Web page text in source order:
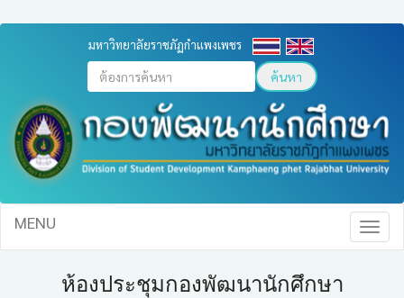
มหาวิทยาลัยราชภัฏกำแพงเพชร
ค้นหา
MENU
ห้องประชุมกองพัฒนานักศึกษา